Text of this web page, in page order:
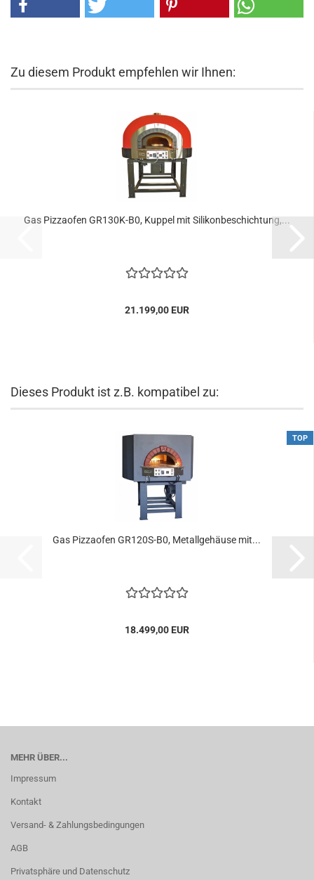
Zu diesem Produkt empfehlen wir Ihnen:
Gas Pizzaofen GR130K-B0, Kuppel mit Silikonbeschichtung,...
21.199,00 EUR
Dieses Produkt ist z.B. kompatibel zu:
TOP
Gas Pizzaofen GR120S-B0, Metallgehäuse mit...
18.499,00 EUR
MEHR ÜBER...
Impressum
Kontakt
Versand- & Zahlungsbedingungen
AGB
Privatsphäre und Datenschutz